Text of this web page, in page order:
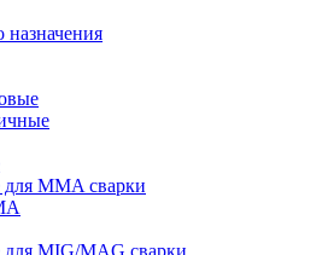
MMA сварки
для MIG/MAG сварки